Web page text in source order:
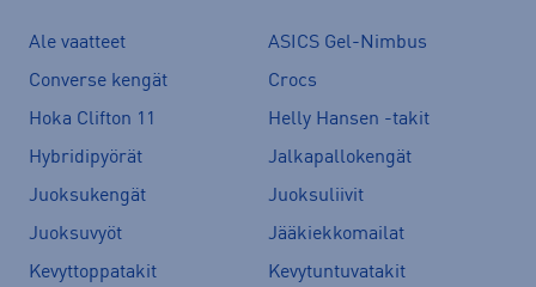
Ale vaatteet
ASICS Gel-Nimbus
Converse kengät
Crocs
Hoka Clifton 11
Helly Hansen -takit
Hybridipyörät
Jalkapallokengät
Juoksukengät
Juoksuliivit
Juoksuvyöt
Jääkiekkomailat
Kevyttoppatakit
Kevytuntuvatakit